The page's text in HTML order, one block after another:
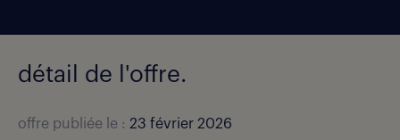
détail de l'offre.
offre publiée le : 23 février 2026